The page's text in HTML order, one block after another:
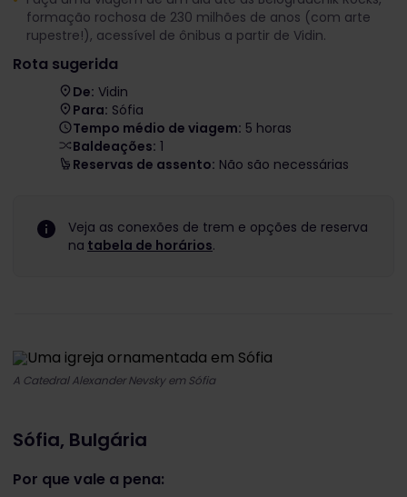
formação rochosa de 230 milhões de anos (com arte
rupestre!), acessível de ônibus a partir de Vidin.
Rota sugerida
De: Vidin
Para: Sófia
Tempo médio de viagem: 5 horas
Baldeações: 1
Reservas de assento: Não são necessárias
Veja as conexões de trem e opções de reserva
na tabela de horários.
A Catedral Alexander Nevsky em Sófia
Sófia, Bulgária
Por que vale a pena: